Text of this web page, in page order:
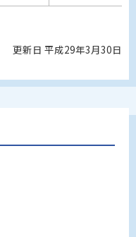
更新日 平成29年3月30日